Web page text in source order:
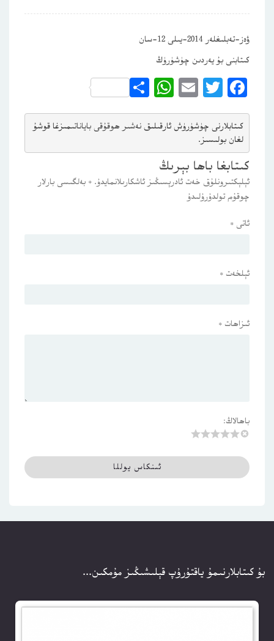
ۋەز-تەبلىغلەر 2014-يىلى 12-سان
كىتابنى بۇ يەردىن چۈشۈرۈڭ
Facebook
Twitter
Email
WhatsApp
Share
كىتابلارنى چۈشۈرۈش ئارقىلىق نەشىر ھوقۇقى باياناتىمىزغا قوشۇ
لغان بولىسىز.
كىتابغا باھا بېرىڭ
ئېلېكتىرونلۇق خەت ئادرېسىڭىز ئاشكارىلانمايدۇ. * بەلگىسى بارلار
چوقۇم تولدۇرۇلىدۇ
ئاتى *
ئېلخەت *
ئىزاھات *
باھالاڭ:
بۇ كىتابلارنىمۇ ياقتۇرۇپ قېلىشىڭىز مۇمكىن...